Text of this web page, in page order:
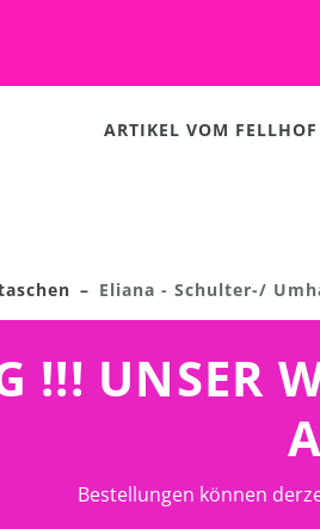
ARTIKEL VOM FELLHOF
Eliana - Schulter-/
!!! UNSER
Bestellungen können